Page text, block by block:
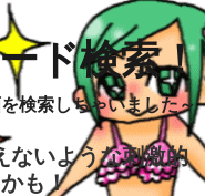
ド検索！
検索しちゃいました～
いような刺激的
かも！